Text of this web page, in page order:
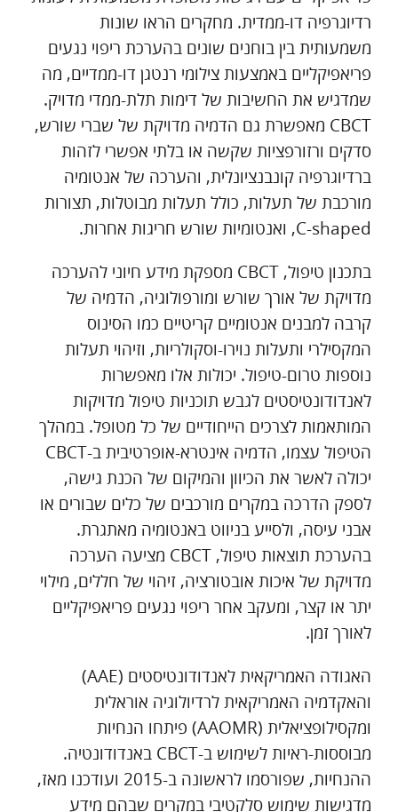
רדיוגרפיה דו-ממדית. מחקרים הראו שונות
משמעותית בין בוחנים שונים בהערכת ריפוי נגעים
פריאפיקליים באמצעות צילומי רנטגן דו-ממדיים, מה
שמדגיש את החשיבות של דימות תלת-ממדי מדויק.
CBCT מאפשרת גם הדמיה מדויקת של שברי שורש,
סדקים ורזורפציות שקשה או בלתי אפשרי לזהות
ברדיוגרפיה קונבנציונלית, והערכה של אנטומיה
מורכבת של תעלות, כולל תעלות מבוטלות, תצורות
C-shaped, ואנטומיות שורש חריגות אחרות.
בתכנון טיפול, CBCT מספקת מידע חיוני להערכה
מדויקת של אורך שורש ומורפולוגיה, הדמיה של
קרבה למבנים אנטומיים קריטיים כמו הסינוס
המקסילרי ותעלות נוירו-וסקולריות, וזיהוי תעלות
נוספות טרום-טיפול. יכולות אלו מאפשרות
לאנדודונטיסטים לגבש תוכניות טיפול מדויקות
המותאמות לצרכים הייחודיים של כל מטופל. במהלך
הטיפול עצמו, הדמיה אינטרא-אופרטיבית ב-CBCT
יכולה לאשר את הכיוון והמיקום של הכנת גישה,
לספק הדרכה במקרים מורכבים של כלים שבורים או
אבני עיסה, ולסייע בניווט באנטומיה מאתגרת.
בהערכת תוצאות טיפול, CBCT מציעה הערכה
מדויקת של איכות אובטורציה, זיהוי של חללים, מילוי
יתר או קצר, ומעקב אחר ריפוי נגעים פריאפיקליים
לאורך זמן.
האגודה האמריקאית לאנדודונטיסטים (AAE)
והאקדמיה האמריקאית לרדיולוגיה אוראלית
ומקסילופציאלית (AAOMR) פיתחו הנחיות
מבוססות-ראיות לשימוש ב-CBCT באנדודונטיה.
ההנחיות, שפורסמו לראשונה ב-2015 ועודכנו מאז,
מדגישות שימוש סלקטיבי במקרים שבהם מידע